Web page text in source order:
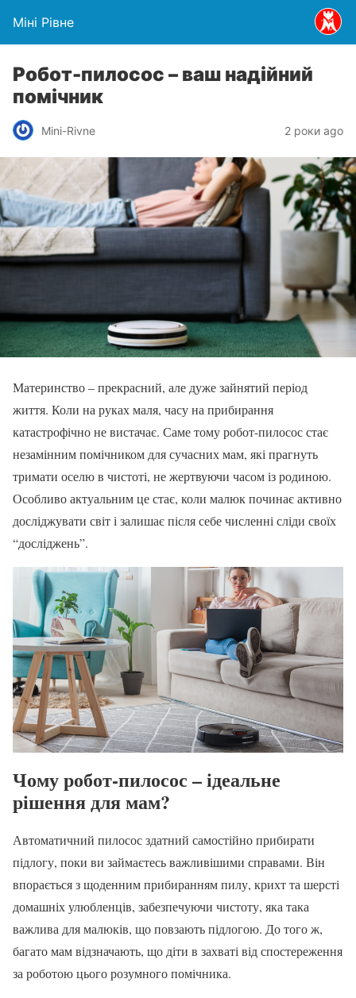
Міні Рівне
Робот-пилосос – ваш надійний
помічник
Mini-Rivne 2 роки ago
Материнство – прекрасний, але дуже зайнятий період
життя. Коли на руках маля, часу на прибирання
катастрофічно не вистачає. Саме тому робот-пилосос стає
незамінним помічником для сучасних мам, які прагнуть
тримати оселю в чистоті, не жертвуючи часом із родиною.
Особливо актуальним це стає, коли малюк починає активно
досліджувати світ і залишає після себе численні сліди своїх
“досліджень”.
Чому робот-пилосос – ідеальне
рішення для мам?
Автоматичний пилосос здатний самостійно прибирати
підлогу, поки ви займаєтесь важливішими справами. Він
впорається з щоденним прибиранням пилу, крихт та шерсті
домашніх улюбленців, забезпечуючи чистоту, яка така
важлива для малюків, що повзають підлогою. До того ж,
багато мам відзначають, що діти в захваті від спостереження
за роботою цього розумного помічника.